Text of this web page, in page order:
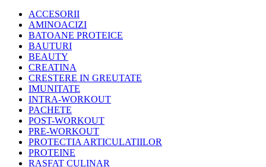
ACCESORII
AMINOACIZI
BATOANE PROTEICE
BAUTURI
BEAUTY
CREATINA
CRESTERE IN GREUTATE
IMUNITATE
INTRA-WORKOUT
PACHETE
POST-WORKOUT
PRE-WORKOUT
PROTECTIA ARTICULATIILOR
PROTEINE
RASFAT CULINAR